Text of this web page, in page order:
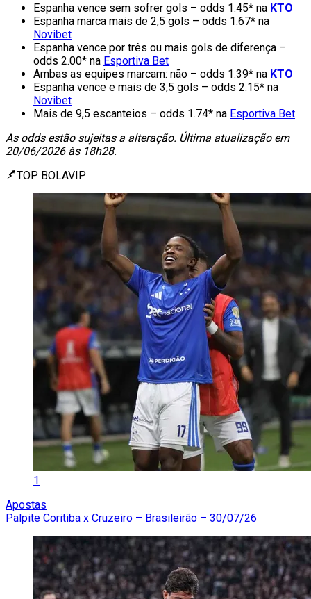
Espanha vence sem sofrer gols – odds 1.45* na KTO
Espanha marca mais de 2,5 gols – odds 1.67* na
Novibet
Espanha vence por três ou mais gols de diferença –
odds 2.00* na Esportiva Bet
Ambas as equipes marcam: não – odds 1.39* na KTO
Espanha vence e mais de 3,5 gols – odds 2.15* na
Novibet
Mais de 9,5 escanteios – odds 1.74* na Esportiva Bet
As odds estão sujeitas a alteração. Última atualização em
20/06/2026 às 18h28.
TOP BOLAVIP
1
Apostas
Palpite Coritiba x Cruzeiro – Brasileirão – 30/07/26